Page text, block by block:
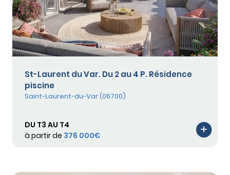
St-Laurent du Var. Du 2 au 4 P. Résidence
piscine
Saint-Laurent-du-Var (06700)
DU T3 AU T4
à partir de 376 000€